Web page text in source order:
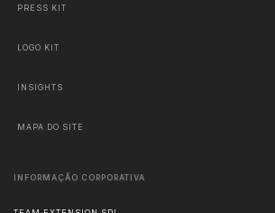
PRESS KIT
LOGO KIT
INSIGHTS
MAPA DO SITE
INFORMAÇÃO CORPORATIVA